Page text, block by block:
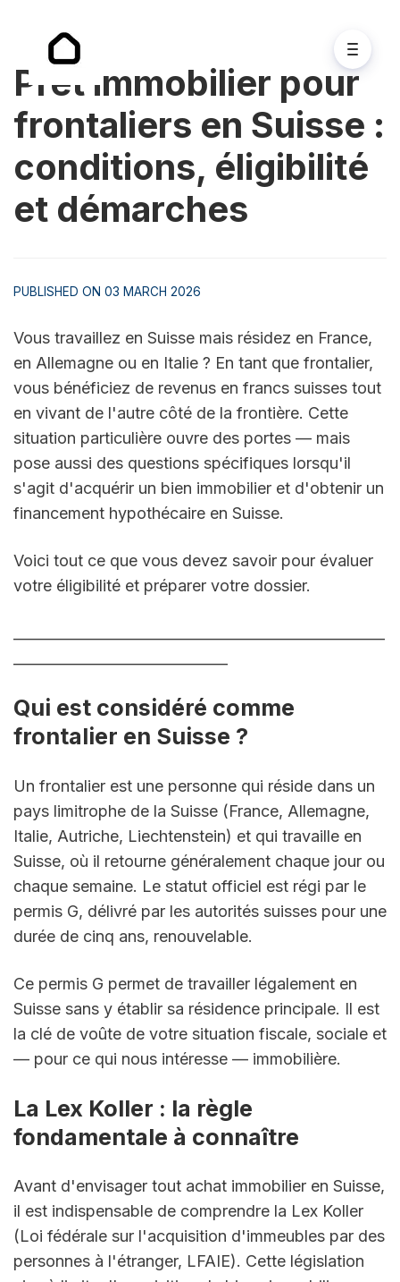
Prêt immobilier pour
frontaliers en Suisse :
conditions, éligibilité
et démarches
PUBLISHED ON 03 MARCH 2026
Vous travaillez en Suisse mais résidez en France,
en Allemagne ou en Italie ? En tant que frontalier,
vous bénéficiez de revenus en francs suisses tout
en vivant de l'autre côté de la frontière. Cette
situation particulière ouvre des portes — mais
pose aussi des questions spécifiques lorsqu'il
s'agit d'acquérir un bien immobilier et d'obtenir un
financement hypothécaire en Suisse.
Voici tout ce que vous devez savoir pour évaluer
votre éligibilité et préparer votre dossier.
____________________________________________________
______________________________
Qui est considéré comme
frontalier en Suisse ?
Un frontalier est une personne qui réside dans un
pays limitrophe de la Suisse (France, Allemagne,
Italie, Autriche, Liechtenstein) et qui travaille en
Suisse, où il retourne généralement chaque jour ou
chaque semaine. Le statut officiel est régi par le
permis G, délivré par les autorités suisses pour une
durée de cinq ans, renouvelable.
Ce permis G permet de travailler légalement en
Suisse sans y établir sa résidence principale. Il est
la clé de voûte de votre situation fiscale, sociale et
— pour ce qui nous intéresse — immobilière.
La Lex Koller : la règle
fondamentale à connaître
Avant d'envisager tout achat immobilier en Suisse,
il est indispensable de comprendre la Lex Koller
(Loi fédérale sur l'acquisition d'immeubles par des
personnes à l'étranger, LFAIE). Cette législation